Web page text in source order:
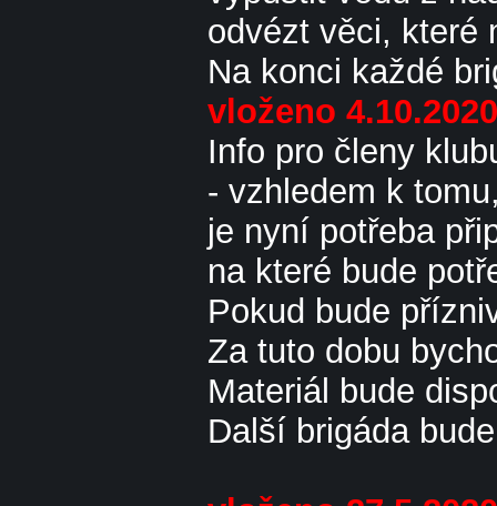
odvézt věci, které
Na konci každé
vloženo
Info pro členy
- vzhledem k
je nyní potřeba
na které bude
Pokud bude
Za tuto dobu
Materiál bude
Další brigáda